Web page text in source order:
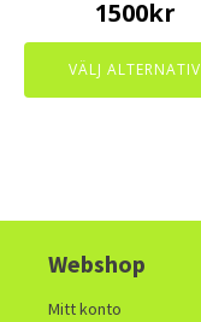
1500kr
VÄLJ ALTERNATIV
page
Webshop
Mitt konto